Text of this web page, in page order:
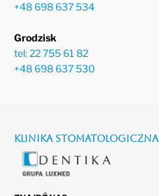
+48 698 637 534
Grodzisk
tel: 22 755 61 82
+48 698 637 530
Klinika stomatologiczna